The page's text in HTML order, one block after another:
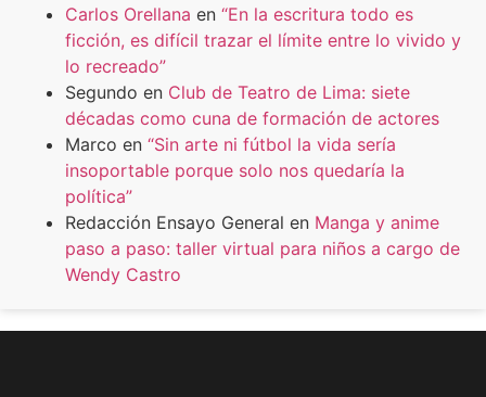
Carlos Orellana en “En la escritura todo es
ficción, es difícil trazar el límite entre lo vivido y
lo recreado”
Segundo en Club de Teatro de Lima: siete
décadas como cuna de formación de actores
Marco en “Sin arte ni fútbol la vida sería
insoportable porque solo nos quedaría la
política”
Redacción Ensayo General en Manga y anime
paso a paso: taller virtual para niños a cargo de
Wendy Castro